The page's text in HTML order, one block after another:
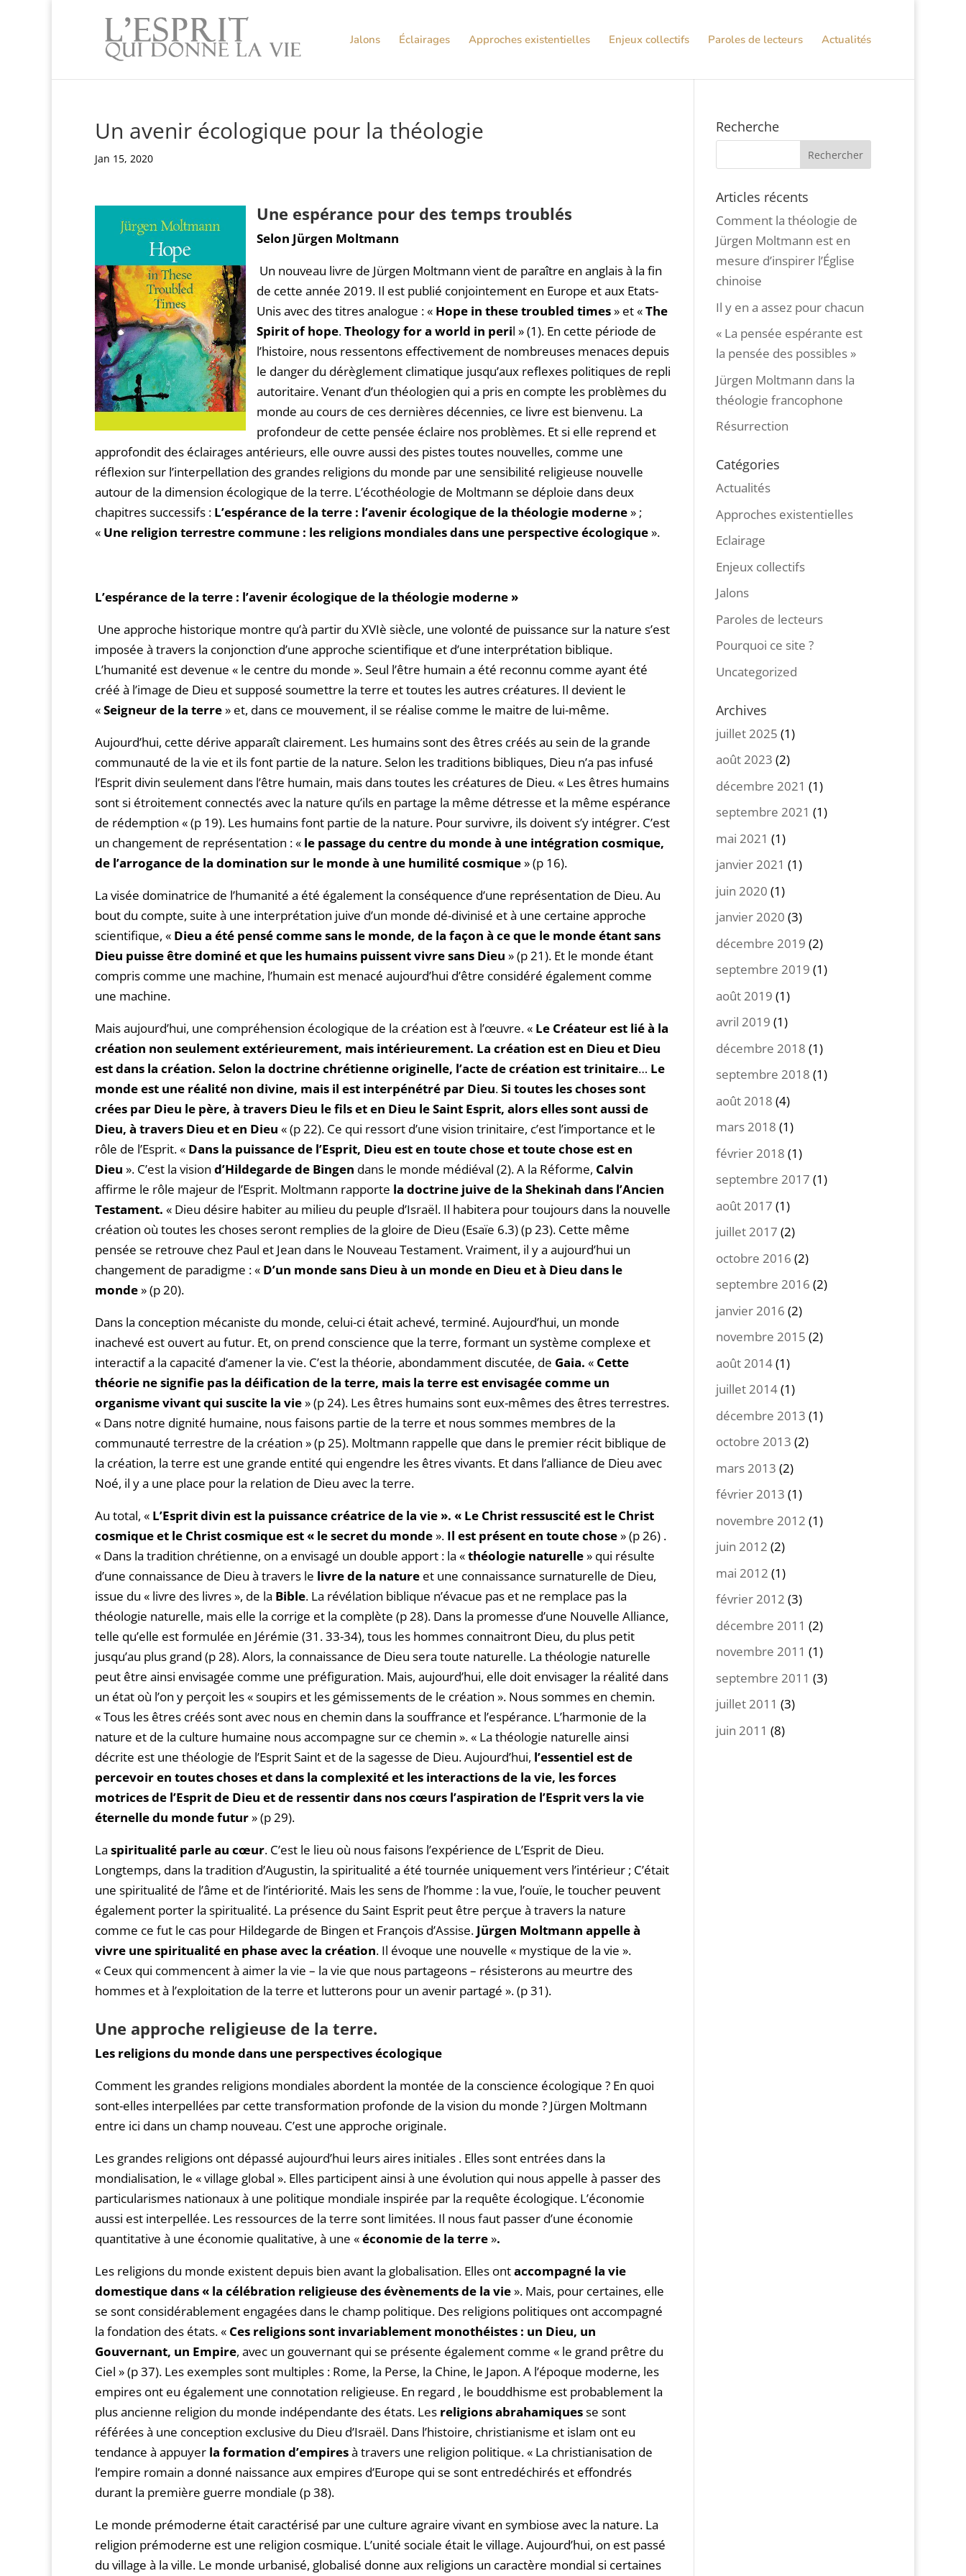
Jalons Éclairages Approches existentielles Enjeux collectifs Paroles de lecteurs Actualités
Un avenir écologique pour la théologie
Jan 15, 2020
Une espérance pour des temps troublés
Selon Jürgen Moltmann
Un nouveau livre de Jürgen Moltmann vient de paraître en anglais à la fin
de cette année 2019. Il est publié conjointement en Europe et aux Etats-
Unis avec des titres analogue : « Hope in thesetroubled times» et «The
Spirit of hope.Theology for a world in peril » (1). En cette période de
l’histoire, nous ressentons effectivement de nombreuses menaces depuis
le danger du dérèglement climatique jusqu’aux reflexes politiques de repli
autoritaire. Venant d’un théologien qui a pris en compte les problèmes du
monde au cours de ces dernières décennies, ce livre est bienvenu. La
profondeur de cette pensée éclaire nos problèmes. Et si elle reprend et
approfondit des éclairages antérieurs, elle ouvre aussi des pistes toutes nouvelles, comme une
réflexion sur l’interpellation des grandes religions du monde par une sensibilité religieuse nouvelle
autour de la dimension écologique de la terre. L’écothéologie de Moltmann se déploie dans deux
chapitres successifs : L’espérance de la terre : l’avenir écologique de la théologie moderne» ;
« Une religion terrestre commune : les religions mondiales dans une perspectiveécologique».
L’espérance de la terre : l’avenir écologique de la théologie moderne »
Une approche historique montre qu’à partir du XVIè siècle, une volonté de puissance sur la nature s’est
imposée à travers la conjonction d’une approche scientifique et d’une interprétation biblique.
L’humanité est devenue « le centre du monde ». Seul l’être humain a été reconnu comme ayant été
créé à l’image de Dieu et supposé soumettre la terre et toutes les autres créatures. Il devient le
«Seigneur de la terre» et, dans ce mouvement, il se réalise comme le maitre de lui-même.
Aujourd’hui, cette dérive apparaît clairement. Les humains sont des êtres créés au sein de la grande
communauté de la vie et ils font partie de la nature. Selon les traditions bibliques, Dieu n’a pas infusé
l’Esprit divin seulement dans l’être humain, mais dans toutes les créatures de Dieu. « Les êtres humains
sont si étroitement connectés avec la nature qu’ils en partage la même détresse et la même espérance
de rédemption « (p 19). Les humains font partie de la nature. Pour survivre, ils doivent s’y intégrer. C’est
un changement de représentation : « le passage du centre du monde à une intégration cosmique,
de l’arrogance de la domination sur le monde à une humilité cosmique» (p 16).
La visée dominatrice de l’humanité a été également la conséquence d’une représentation de Dieu. Au
bout du compte, suite à une interprétation juive d’un monde dé-divinisé et à une certaine approche
scientifique, « Dieu a été pensé comme sans le monde, de la façon à ce que le monde étant sans
Dieu puisse être dominé et que les humains puissent vivre sans Dieu » (p 21). Et le monde étant
compris comme une machine, l’humain est menacé aujourd’hui d’être considéré également comme
une machine.
Mais aujourd’hui, une compréhension écologique de la création est à l’œuvre. « Le Créateur est lié à la
création non seulement extérieurement, mais intérieurement. La création est en Dieu et Dieu
est dans la création. Selon la doctrine chrétienne originelle, l’acte de création est trinitaire… Le
monde est une réalité non divine, mais il est interpénétré par Dieu.Si toutes les choses sont
crées par Dieu le père, à travers Dieu le fils et en Dieu le Saint Esprit, alors elles sont aussi de
Dieu, à travers Dieu et en Dieu « (p 22). Ce qui ressort d’une vision trinitaire, c’est l’importance et le
rôle de l’Esprit. « Dans la puissance de l’Esprit, Dieu est en toute chose et toute chose est en
Dieu ». C’est la vision d’Hildegarde de Bingen dans le monde médiéval (2). A la Réforme, Calvin
affirme le rôle majeur de l’Esprit. Moltmann rapporte la doctrine juive de la Shekinah dans l’Ancien
Testament. « Dieu désire habiter au milieu du peuple d’Israël. Il habitera pour toujours dans la nouvelle
création où toutes les choses seront remplies de la gloire de Dieu (Esaïe 6.3) (p 23). Cette même
pensée se retrouve chez Paul et Jean dans le Nouveau Testament. Vraiment, il y a aujourd’hui un
changement de paradigme : « D’un monde sans Dieu à un monde en Dieu et à Dieu dans le
monde» (p 20).
Dans la conception mécaniste du monde, celui-ci était achevé, terminé. Aujourd’hui, un monde
inachevé est ouvert au futur. Et, on prend conscience que la terre, formant un système complexe et
interactif a la capacité d’amener la vie. C’est la théorie, abondamment discutée, de Gaia. « Cette
théorie ne signifie pas la déification de la terre, mais la terre est envisagée comme un
organisme vivant qui suscite la vie» (p 24). Les êtres humains sont eux-mêmes des êtres terrestres.
« Dans notre dignité humaine, nous faisons partie de la terre et nous sommes membres de la
communauté terrestre de la création » (p 25). Moltmann rappelle que dans le premier récit biblique de
la création, la terre est une grande entité qui engendre les êtres vivants. Et dans l’alliance de Dieu avec
Noé, il y a une place pour la relation de Dieu avec la terre.
Au total, « L’Esprit divin est la puissance créatrice de la vie ». « Le Christ ressuscité est le Christ
cosmique et le Christ cosmique est « le secretdu monde». Il est présent en toute chose» (p 26) .
« Dans la tradition chrétienne, on a envisagé un double apport : la «théologie naturelle» qui résulte
d’une connaissance de Dieu à travers le livre de la nature et une connaissance surnaturelle de Dieu,
issue du « livre des livres », de la Bible. La révélation biblique n’évacue pas et ne remplace pas la
théologie naturelle, mais elle la corrige et la complète (p 28). Dans la promesse d’une Nouvelle Alliance,
telle qu’elle est formulée en Jérémie (31. 33-34), tous les hommes connaitront Dieu, du plus petit
jusqu’au plus grand (p 28). Alors, la connaissance de Dieu sera toute naturelle. La théologie naturelle
peut être ainsi envisagée comme une préfiguration. Mais, aujourd’hui, elle doit envisager la réalité dans
un état où l’on y perçoit les « soupirs et les gémissements de le création ». Nous sommes en chemin.
« Tous les êtres créés sont avec nous en chemin dans la souffrance et l’espérance. L’harmonie de la
nature et de la culture humaine nous accompagne sur ce chemin ». « La théologie naturelle ainsi
décrite est une théologie de l’Esprit Saint et de la sagesse de Dieu. Aujourd’hui, l’essentiel est de
percevoir en toutes choses et dans la complexité et les interactions de la vie, les forces
motrices de l’Esprit de Dieu et de ressentir dans nos cœurs l’aspiration de l’Esprit vers la vie
éternelle du monde futur» (p 29).
La spiritualité parle au cœur. C’est le lieu où nous faisons l’expérience de L’Esprit de Dieu.
Longtemps, dans la tradition d’Augustin, la spiritualité a été tournée uniquement vers l’intérieur ; C’était
une spiritualité de l’âme et de l’intériorité. Mais les sens de l’homme : la vue, l’ouïe, le toucher peuvent
également porter la spiritualité. La présence du Saint Esprit peut être perçue à travers la nature
comme ce fut le cas pour Hildegarde de Bingen et François d’Assise. Jürgen Moltmann appelle à
vivre une spiritualité en phase avec la création. Il évoque une nouvelle « mystique de la vie ».
« Ceux qui commencent à aimer la vie – la vie que nous partageons – résisterons au meurtre des
hommes et à l’exploitation de la terre et lutterons pour un avenir partagé ». (p 31).
Une approche religieuse de la terre.
Les religions du monde dans une perspectives écologique
Comment les grandes religions mondiales abordent la montée de la conscience écologique ? En quoi
sont-elles interpellées par cette transformation profonde de la vision du monde ? Jürgen Moltmann
entre ici dans un champ nouveau. C’est une approche originale.
Les grandes religions ont dépassé aujourd’hui leurs aires initiales . Elles sont entrées dans la
mondialisation, le « village global ». Elles participent ainsi à une évolution qui nous appelle à passer des
particularismes nationaux à une politique mondiale inspirée par la requête écologique. L’économie
aussi est interpellée. Les ressources de la terre sont limitées. Il nous faut passer d’une économie
quantitative à une économie qualitative, à une «économie de la terre».
Les religions du monde existent depuis bien avant la globalisation. Elles ontaccompagné la vie
domestique dans « la célébration religieuse des évènements de la vie». Mais, pour certaines, elle
se sont considérablement engagées dans le champ politique. Des religions politiques ont accompagné
la fondation des états. « Ces religions sont invariablement monothéistes : un Dieu, un
Gouvernant, un Empire, avec un gouvernant qui se présente également comme « le grand prêtre du
Ciel » (p 37). Les exemples sont multiples : Rome, la Perse, la Chine, le Japon. A l’époque moderne, les
empires ont eu également une connotation religieuse. En regard , le bouddhisme est probablement la
plus ancienne religion du monde indépendante des états. Les religions abrahamiquesse sont
référées à une conception exclusive du Dieu d’Israël. Dans l’histoire, christianisme et islam ont eu
tendance à appuyer la formation d’empiresà travers une religion politique. « La christianisation de
l’empire romain a donné naissance aux empires d’Europe qui se sont entredéchirés et effondrés
durant la première guerre mondiale (p 38).
Le monde prémoderne était caractérisé par une culture agraire vivant en symbiose avec la nature. La
religion prémoderne est une religion cosmique. L’unité sociale était le village. Aujourd’hui, on est passé
du village à la ville. Le monde urbanisé, globalisé donne aux religions un caractère mondial si certaines
Recherche
Articles récents
Comment la théologie de
Jürgen Moltmann est en
mesure d’inspirer l’Église
chinoise
Il y en a assez pour chacun
« La pensée espérante est
la pensée des possibles »
Jürgen Moltmann dans la
théologie francophone
Résurrection
Catégories
Actualités
Approches existentielles
Eclairage
Enjeux collectifs
Jalons
Paroles de lecteurs
Pourquoi ce site ?
Uncategorized
Archives
juillet 2025 (1)
août 2023 (2)
décembre 2021 (1)
septembre 2021 (1)
mai 2021 (1)
janvier 2021 (1)
juin 2020 (1)
janvier 2020 (3)
décembre 2019 (2)
septembre 2019 (1)
août 2019 (1)
avril 2019 (1)
décembre 2018 (1)
septembre 2018 (1)
août 2018 (4)
mars 2018 (1)
février 2018 (1)
septembre 2017 (1)
août 2017 (1)
juillet 2017 (2)
octobre 2016 (2)
septembre 2016 (2)
janvier 2016 (2)
novembre 2015 (2)
août 2014(1)
juillet 2014(1)
décembre 2013 (1)
octobre 2013 (2)
mars 2013 (2)
février 2013 (1)
novembre 2012 (1)
juin 2012 (2)
mai 2012 (1)
février 2012 (3)
décembre 2011 (2)
novembre 2011 (1)
septembre 2011 (3)
juillet 2011 (3)
juin 2011 (8)